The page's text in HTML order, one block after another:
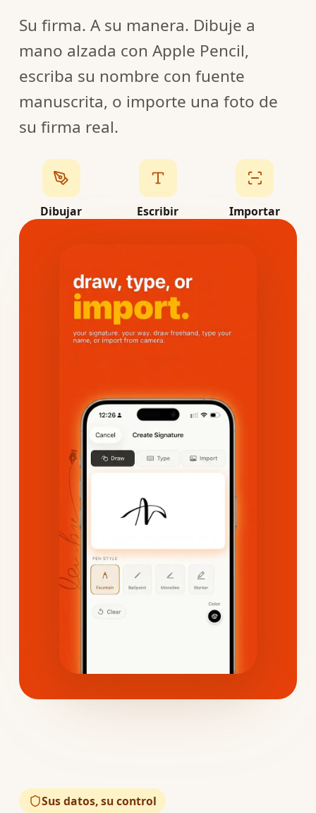
Su firma. A su manera. Dibuje a
mano alzada con Apple Pencil,
escriba su nombre con fuente
manuscrita, o importe una foto de
su firma real.
Dibujar Escribir Importar
Sus datos, su control